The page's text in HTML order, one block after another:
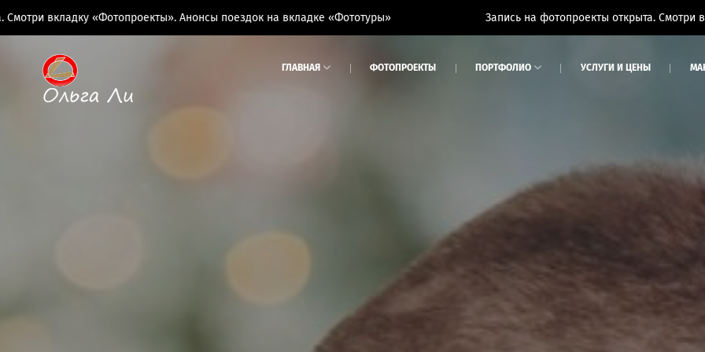
ГЛАВНАЯ ФОТОПРОЕКТЫ ПОРТФОЛИО УСЛУГИ И ЦЕНЫ
Анонсы поездок на вкладке «Фототуры» Запись на фотопроекты открыта. Смотри вкладку